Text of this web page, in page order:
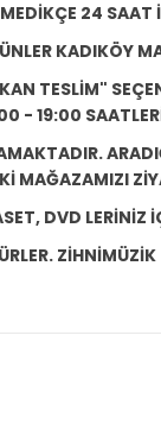
24 SAAT
KADIKÖY
TESLİM"
- 19:00
MAĞAZAMIZI
DVD LERİNİZ
ZİHNİMÜZİK